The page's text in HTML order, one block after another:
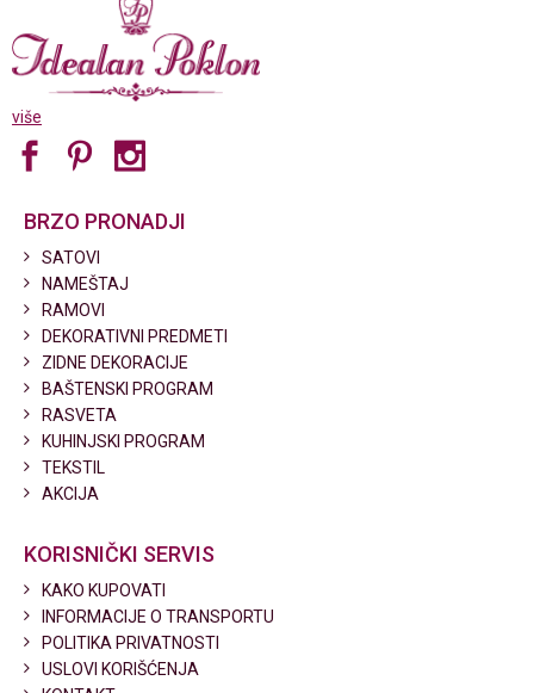
više
BRZO PRONADJI
SATOVI
NAMEŠTAJ
RAMOVI
DEKORATIVNI PREDMETI
ZIDNE DEKORACIJE
BAŠTENSKI PROGRAM
RASVETA
KUHINJSKI PROGRAM
TEKSTIL
AKCIJA
KORISNIČKI SERVIS
KAKO KUPOVATI
INFORMACIJE O TRANSPORTU
POLITIKA PRIVATNOSTI
USLOVI KORIŠĆENJA